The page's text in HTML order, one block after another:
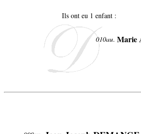
Ils ont eu 1 enfant :
010au. Marie